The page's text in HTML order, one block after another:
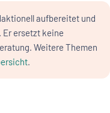
aufbereitet und
Er ersetzt keine
Weitere Themen
.